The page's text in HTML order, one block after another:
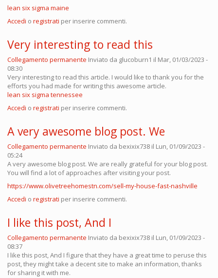
lean six sigma maine
Accedi o registrati per inserire commenti.
Very interesting to read this
Collegamento permanente Inviato da glucoburn1 il Mar, 01/03/2023 -
08:30
Very interesting to read this article. I would like to thank you for the
efforts you had made for writing this awesome article.
lean six sigma tennessee
Accedi o registrati per inserire commenti.
A very awesome blog post. We
Collegamento permanente Inviato da bexixix738 il Lun, 01/09/2023 -
05:24
A very awesome blog post. We are really grateful for your blog post.
You will find a lot of approaches after visiting your post.
https://www.olivetreehomestn.com/sell-my-house-fast-nashville
Accedi o registrati per inserire commenti.
I like this post, And I
Collegamento permanente Inviato da bexixix738 il Lun, 01/09/2023 -
08:37
I like this post, And I figure that they have a great time to peruse this
post, they might take a decent site to make an information, thanks
for sharing it with me.